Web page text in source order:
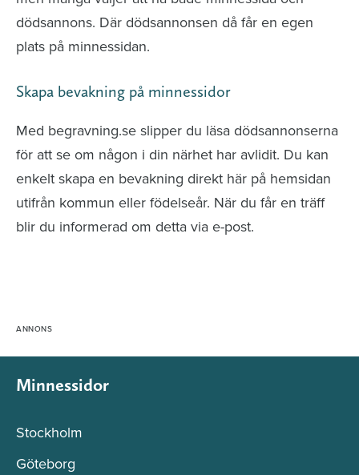
dödsannons. Där dödsannonsen då får en egen
plats på minnessidan.
Skapa bevakning på minnessidor
Med begravning.se slipper du läsa dödsannonserna
för att se om någon i din närhet har avlidit. Du kan
enkelt skapa en bevakning direkt här på hemsidan
utifrån kommun eller födelseår. När du får en träff
blir du informerad om detta via e-post.
Minnessidor
Stockholm
Göteborg